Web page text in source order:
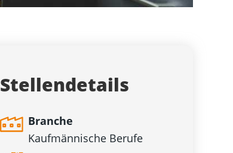
Stellendetails
Branche
Kaufmännische Berufe